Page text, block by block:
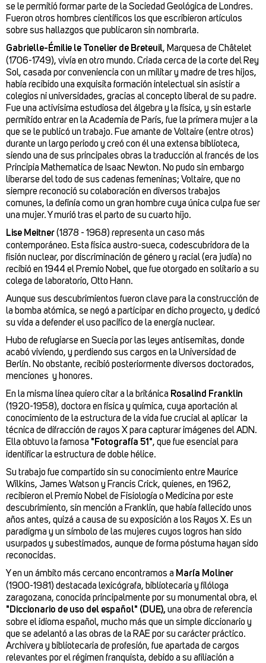
se le permitió formar parte de la Sociedad Geológica de Londres.
Fueron otros hombres científicos los que escribieron artículos
sobre sus hallazgos que publicaron sin nombrarla.
Gabrielle-Émilie le Tonelier de Breteuil, Marquesa de Châtelet
(1706-1749), vivía en otro mundo. Criada cerca de la corte del Rey
Sol, casada por conveniencia con un militar y madre de tres hijos,
había recibido una exquisita formación intelectual sin asistir a
colegios ni universidades, gracias al concepto liberal de su padre.
Fue una activísima estudiosa del álgebra y la física, y sin estarle
permitido entrar en la Academia de París, fue la primera mujer a la
que se le publicó un trabajo. Fue amante de Voltaire (entre otros)
durante un largo periodo y creó con él una extensa biblioteca,
siendo una de sus principales obras la traducción al francés de los
Principia Mathematica de Isaac Newton. No pudo sin embargo
liberarse del todo de sus cadenas femeninas; Voltaire, que no
siempre reconoció su colaboración en diversos trabajos
comunes, la definía como un gran hombre cuya única culpa fue ser
una mujer. Y murió tras el parto de su cuarto hijo.
Lise Meitner(1878 - 1968) representa un caso más
contemporáneo. Esta física austro-sueca, codescubridora de la
fisión nuclear, por discriminación de género y racial (era judía) no
recibió en 1944 el Premio Nobel, que fue otorgado en solitario a su
colega de laboratorio, Otto Hann.
Aunque sus descubrimientos fueron clave para la construcción de
la bomba atómica, se negó a participar en dicho proyecto, y dedicó
su vida a defender el uso pacífico de la energía nuclear.
Hubo de refugiarse en Suecia por las leyes antisemitas, donde
acabó viviendo, y perdiendo sus cargos en la Universidad de
Berlín. No obstante, recibió posteriormente diversos doctorados,
menciones y honores.
En la misma línea quiero citar a la británica Rosalind Franklin
(1920-1958), doctora en física y química, cuya aportación al
conocimiento de la estructura de la vida fue crucial al aplicar la
técnica de difracción de rayos X para capturar imágenes del ADN.
Ella obtuvo la famosa "Fotografía 51", que fue esencial para
identificar la estructura de doble hélice.
Su trabajo fue compartido sin su conocimiento entre Maurice
Wilkins, James Watson y Francis Crick, quienes, en 1962,
recibieron el Premio Nobel de Fisiología o Medicina por este
descubrimiento, sin mención a Franklin, que había fallecido unos
años antes, quizá a causa de su exposición a los Rayos X. Es un
paradigma y un símbolo de las mujeres cuyos logros han sido
usurpados y subestimados, aunque de forma póstuma hayan sido
reconocidas.
Y en un ámbito más cercano encontramos a María Moliner
(1900-1981) destacada lexicógrafa, bibliotecaria y filóloga
zaragozana, conocida principalmente por su monumental obra, el
"Diccionario de uso del español" (DUE),una obra de referencia
sobre el idioma español, mucho más que un simple diccionario y
que se adelantó a las obras de la RAE por su carácter práctico.
Archivera y bibliotecaria de profesión, fue apartada de cargos
relevantes por el régimen franquista, debido a su afiliación a